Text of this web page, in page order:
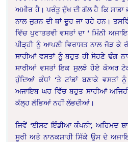
ਅਮੀਰ ਹੈ। ਪਰੰਤੂ ਦੁੱਖ ਦੀ ਗੱਲ ਹੈ ਕਿ ਸਾਡਾ
ਨਾਲ ਜੁੜਨ ਦੀ ਥਾਂ ਦੂਰ ਜਾ ਰਹੇ ਹਨ।
ਵਿੱਚ ਪੁਰਾਤਤਵੀ ਵਸਤਾਂ ਦਾ ‘ ਮਿੰਨੀ
ਪੀੜ੍ਹੀ ਨੂੰ ਆਪਣੀ ਵਿਰਾਸਤ ਨਾਲ ਜੋੜ ਕੇ
ਸਾਰੀਆਂ ਵਸਤਾਂ ਨੂੰ ਬਹੁਤ ਹੀ ਸੋਹਣੇ ਢੰਗ
ਸਾਰੀਆਂ ਵਸਤਾਂ ਇਕ ਸੁਲਝੇ ਹੋਏ ਕੇਅਰ
ਹੁੰਦਿਆਂ ਕੰਧਾਂ ‘ਤੇ ਟਾਂਡਾਂ ਬਣਾਕੇ
ਅਜਾਇਬ ਘਰ ਵਿੱਚ ਬਹੁਤ ਸਾਰੀਆਂ
ਕੱਲ੍ਹ ਲੱਭਿਆਂ ਨਹੀਂ ਲੱਭਦੀਆਂ।
ਜਿਵੇਂ ‘ਈਸਟ ਇੰਡੀਆ ਕੰਪਨੀ’, ਅਹਿਮਦ
ਸੂਰੀ ਅਤੇ ਨਾਨਕਸ਼ਾਹੀ ਸਿੱਕੇ ਉਸ ਦੇ